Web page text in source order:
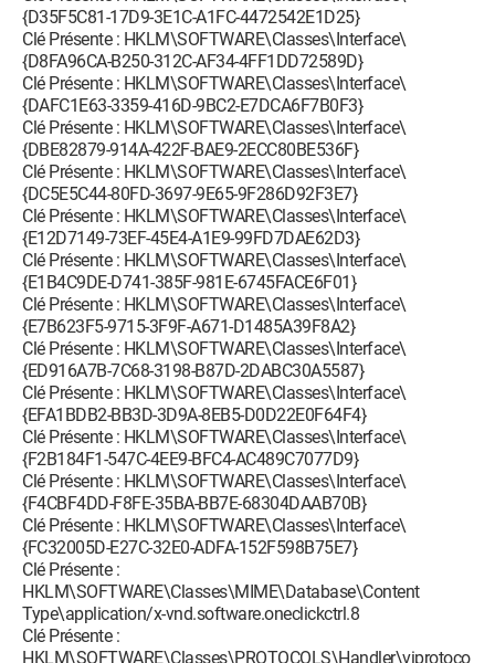
{D35F5C81-17D9-3E1C-A1FC-4472542E1D25}
Clé Présente : HKLM\SOFTWARE\Classes\Interface\
{D8FA96CA-B250-312C-AF34-4FF1DD72589D}
Clé Présente : HKLM\SOFTWARE\Classes\Interface\
{DAFC1E63-3359-416D-9BC2-E7DCA6F7B0F3}
Clé Présente : HKLM\SOFTWARE\Classes\Interface\
{DBE82879-914A-422F-BAE9-2ECC80BE536F}
Clé Présente : HKLM\SOFTWARE\Classes\Interface\
{DC5E5C44-80FD-3697-9E65-9F286D92F3E7}
Clé Présente : HKLM\SOFTWARE\Classes\Interface\
{E12D7149-73EF-45E4-A1E9-99FD7DAE62D3}
Clé Présente : HKLM\SOFTWARE\Classes\Interface\
{E1B4C9DE-D741-385F-981E-6745FACE6F01}
Clé Présente : HKLM\SOFTWARE\Classes\Interface\
{E7B623F5-9715-3F9F-A671-D1485A39F8A2}
Clé Présente : HKLM\SOFTWARE\Classes\Interface\
{ED916A7B-7C68-3198-B87D-2DABC30A5587}
Clé Présente : HKLM\SOFTWARE\Classes\Interface\
{EFA1BDB2-BB3D-3D9A-8EB5-D0D22E0F64F4}
Clé Présente : HKLM\SOFTWARE\Classes\Interface\
{F2B184F1-547C-4EE9-BFC4-AC489C7077D9}
Clé Présente : HKLM\SOFTWARE\Classes\Interface\
{F4CBF4DD-F8FE-35BA-BB7E-68304DAAB70B}
Clé Présente : HKLM\SOFTWARE\Classes\Interface\
{FC32005D-E27C-32E0-ADFA-152F598B75E7}
Clé Présente :
HKLM\SOFTWARE\Classes\MIME\Database\Content
Type\application/x-vnd.software.oneclickctrl.8
Clé Présente :
HKLM\SOFTWARE\Classes\PROTOCOLS\Handler\viprotoco